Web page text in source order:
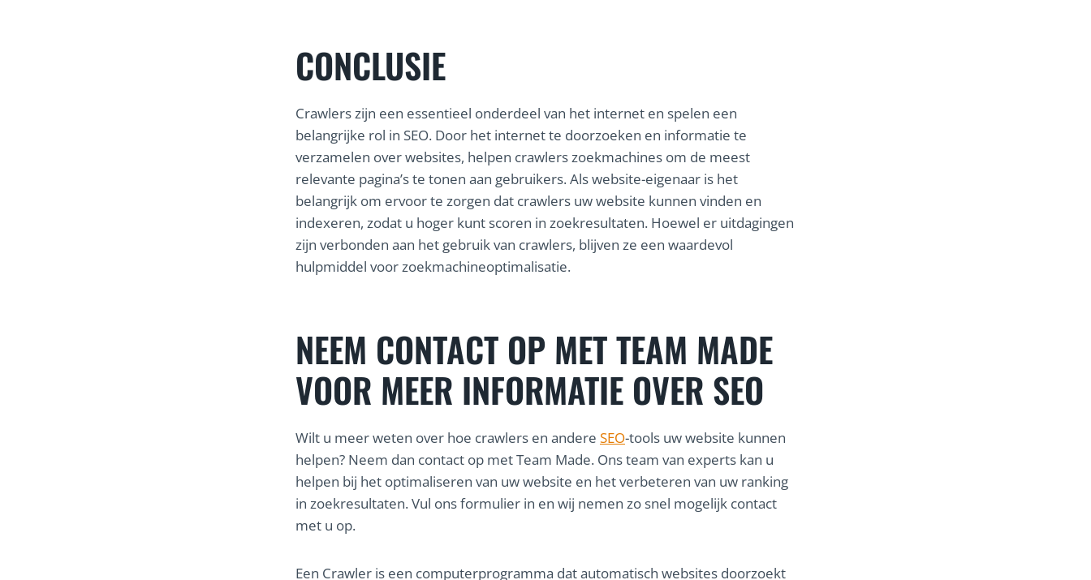
CONCLUSIE
Crawlers zijn een essentieel onderdeel van het internet en spelen een
belangrijke rol in SEO. Door het internet te doorzoeken en informatie te
verzamelen over websites, helpen crawlers zoekmachines om de meest
relevante pagina’s te tonen aan gebruikers. Als website-eigenaar is het
belangrijk om ervoor te zorgen dat crawlers uw website kunnen vinden en
indexeren, zodat u hoger kunt scoren in zoekresultaten. Hoewel er uitdagingen
zijn verbonden aan het gebruik van crawlers, blijven ze een waardevol
hulpmiddel voor zoekmachineoptimalisatie.
NEEM CONTACT OP MET TEAM MADE
VOOR MEER INFORMATIE OVER SEO
Wilt u meer weten over hoe crawlers en andere SEO-tools uw website kunnen
helpen? Neem dan contact op met Team Made. Ons team van experts kan u
helpen bij het optimaliseren van uw website en het verbeteren van uw ranking
in zoekresultaten. Vul ons formulier in en wij nemen zo snel mogelijk contact
met u op.
Een Crawler is een computerprogramma dat automatisch websites doorzoekt